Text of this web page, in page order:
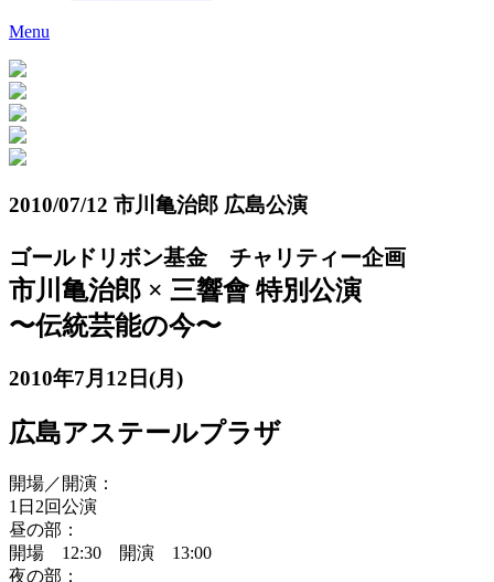
Menu
2010/07/12 市川亀治郎 広島公演
ゴールドリボン基金 チャリティー企画
市川亀治郎 × 三響會 特別公演
〜伝統芸能の今〜
2010年7月12日(月)
広島アステールプラザ
開場／開演：
1日2回公演
昼の部：
開場 12:30 開演 13:00
夜の部：